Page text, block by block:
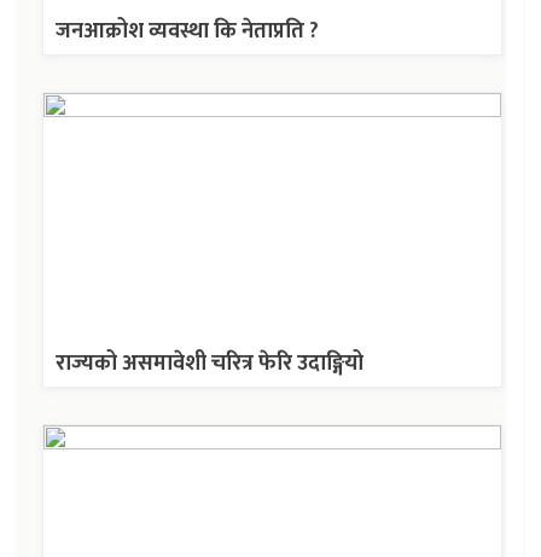
जनआक्रोश व्यवस्था कि नेताप्रति ?
राज्यको असमावेशी चरित्र फेरि उदाङ्गियो